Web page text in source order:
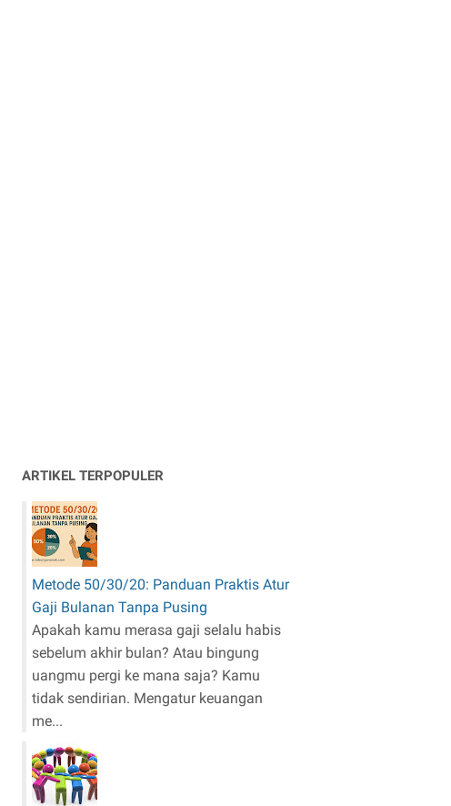
ARTIKEL TERPOPULER
Metode 50/30/20: Panduan Praktis Atur
Gaji Bulanan Tanpa Pusing
Apakah kamu merasa gaji selalu habis
sebelum akhir bulan? Atau bingung
uangmu pergi ke mana saja? Kamu
tidak sendirian. Mengatur keuangan
me...